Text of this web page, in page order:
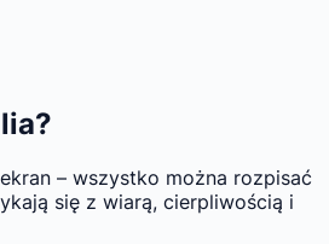
– wszystko można rozpisać
się z wiarą, cierpliwością i